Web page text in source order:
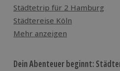
Städtetrip für 2 Hamburg
Städtereise Köln
Mehr anzeigen
Dein Abenteuer beginnt: